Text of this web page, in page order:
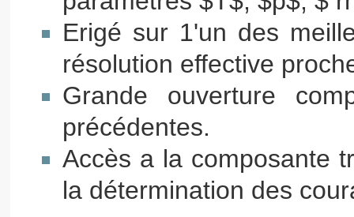
Erigé sur 1'un des
résolution effective
Grande ouverture
précédentes.
Accès a la composante
la détermination des